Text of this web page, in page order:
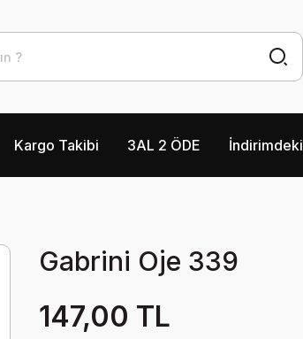
Kargo Takibi 3AL 2 ÖDE
Gabrini Oje 339
147,00 TL